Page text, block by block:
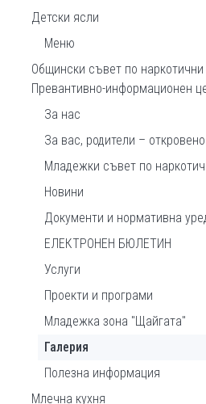
Детски ясли
Меню
Общински съвет по
Превантивно-информационен
За нас
За вас, родители –
Младежки съвет по
Новини
Документи и нормативна
ЕЛЕКТРОНЕН БЮЛЕТИН
Услуги
Проекти и програми
Младежка зона "Щайгата"
Галерия
Полезна информация
Млечна кухня